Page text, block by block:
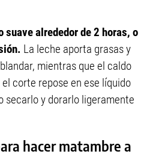
suave alrededor de 2 horas, o
La leche aporta grasas y
mientras que el caldo
corte repose en ese líquido
secarlo y dorarlo ligeramente
hacer matambre a